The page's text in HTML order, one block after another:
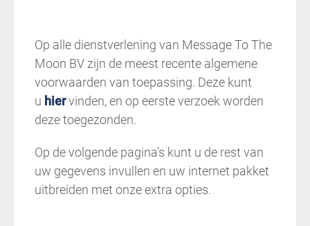
Op alle dienstverlening van Message To The
Moon BV zijn de meest recente algemene
voorwaarden van toepassing. Deze kunt
u hiervinden, en op eerste verzoek worden
deze toegezonden.
Op de volgende pagina’s kunt u de rest van
uw gegevens invullen en uw internet pakket
uitbreiden met onze extra opties.